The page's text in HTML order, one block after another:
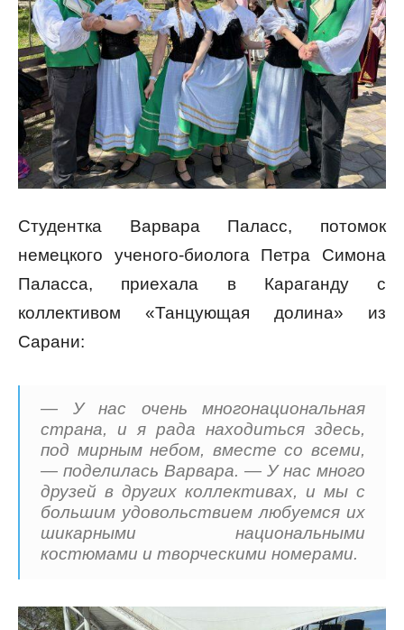
Студентка Варвара Паласс, потомок
немецкого ученого-биолога Петра Симона
Паласса, приехала в Караганду с
коллективом «Танцующая долина» из
Сарани:
— У нас очень многонациональная
страна, и я рада находиться здесь,
под мирным небом, вместе со всеми,
— поделилась Варвара. — У нас много
друзей в других коллективах, и мы с
большим удовольствием любуемся их
шикарными национальными
костюмами и творческими номерами.